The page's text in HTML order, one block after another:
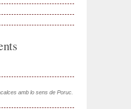
amb lo sens de Poruc.